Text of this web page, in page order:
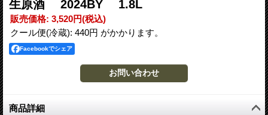
生原酒 2024BY 1.8L
販売価格: 3,520円(税込)
クール便(冷蔵): 440円 がかかります。
Facebookでシェア
商品詳細